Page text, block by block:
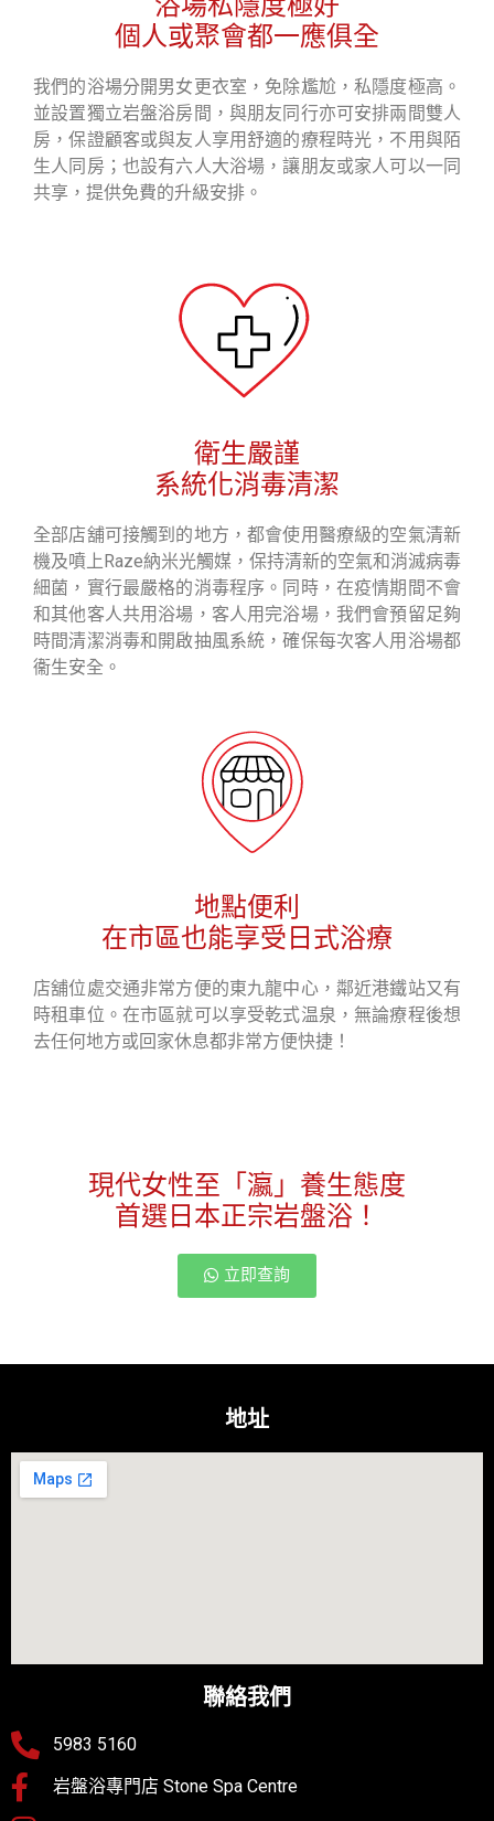
個人或聚會都一應俱全
我們的浴場分開男女更衣室，免除尷尬，私隱度極高。
並設置獨立岩盤浴房間，與朋友同行亦可安排兩間雙人
房，保證顧客或與友人享用舒適的療程時光，不用與陌
生人同房；也設有六人大浴場，讓朋友或家人可以一同
共享，提供免費的升級安排。
衛生嚴謹
系統化消毒清潔
全部店舖可接觸到的地方，都會使用醫療級的空氣清新
機及噴上Raze納米光觸媒，保持清新的空氣和消滅病毒
細菌，實行最嚴格的消毒程序。同時，在疫情期間不會
和其他客人共用浴場，客人用完浴場，我們會預留足夠
時間清潔消毒和開啟抽風系統，確保每次客人用浴場都
衞生安全。
地點便利
在市區也能享受日式浴療
店舖位處交通非常方便的東九龍中心，鄰近港鐵站又有
時租車位。在市區就可以享受乾式温泉，無論療程後想
去任何地方或回家休息都非常方便快捷！
現代女性至「瀛」養生態度
首選日本正宗岩盤浴！
立即查詢
地址
聯絡我們
5983 5160
岩盤浴專門店 Stone Spa Centre